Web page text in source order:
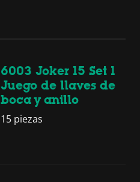
6003 Joker 15 Set 1
Juego de llaves de
boca y anillo
15 piezas